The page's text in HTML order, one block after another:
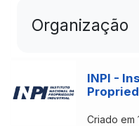
Organização
INPI -
Criado em